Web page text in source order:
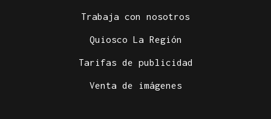
Trabaja con nosotros
Quiosco La Región
Tarifas de publicidad
Venta de imágenes